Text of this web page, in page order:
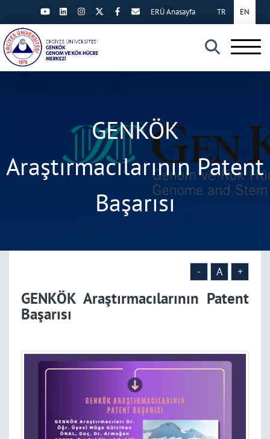
×
TR EN
ERÜ Anasayfa
GENKÖK
Araştırmacılarının Patent
Başarısı
- A +
GENKÖK Araştırmacılarının Patent
Başarısı